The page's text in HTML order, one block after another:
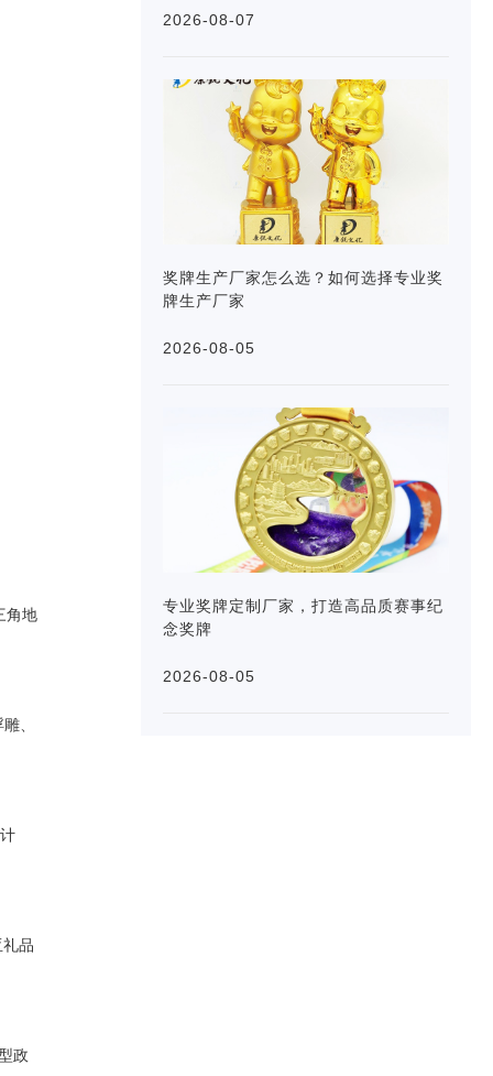
角地
、
品
政
2026-08-07
奖牌生产厂家怎么选？如何选择专业奖
牌生产厂家
2026-08-05
专业奖牌定制厂家，打造高品质赛事纪
念奖牌
2026-08-05